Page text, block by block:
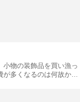
物の装飾品を買い漁っ
が多くなるのは何故か…